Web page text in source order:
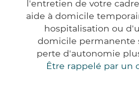
l'entretien de votre
aide à domicile
hospitalisation ou
domicile permanente
perte d'autonomie
Être rappelé par un